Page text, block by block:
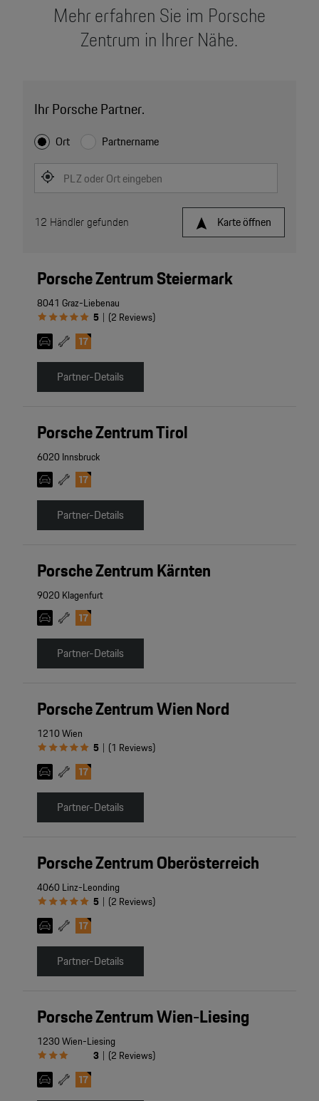
Mehr erfahren Sie im Porsche
Zentrum in Ihrer Nähe.
Ihr Porsche Partner.
Ort Partnername
PLZ oder Ort eingeben
Karte öffnen
12 Händler gefunden
Porsche Zentrum Steiermark
8041 Graz-Liebenau
5 | (2 Reviews)
Partner-Details
Porsche Zentrum Tirol
6020 Innsbruck
Partner-Details
Porsche Zentrum Kärnten
9020 Klagenfurt
Partner-Details
Porsche Zentrum Wien Nord
1210 Wien
5 | (1 Reviews)
Partner-Details
Porsche Zentrum Oberösterreich
4060 Linz-Leonding
5 | (2 Reviews)
Partner-Details
Porsche Zentrum Wien-Liesing
1230 Wien-Liesing
3 | (2 Reviews)